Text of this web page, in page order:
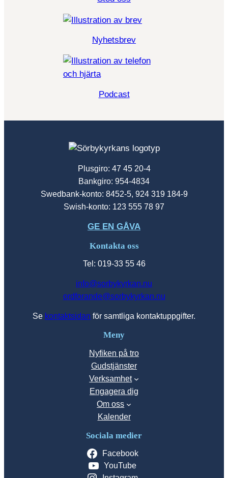
Nyhetsbrev
Podcast
Plusgiro: 47 45 20-4
Bankgiro: 954-4834
Swedbank-konto: 8452-5, 924 319 184-9
Swish-konto: 123 555 78 97
GE EN GÅVA
Kontakta oss
Tel: 019-33 55 46
info@sorbykyrkan.nu
ordforande@sorbykyrkan.nu
Se kontaktsidan för samtliga kontaktuppgifter.
Meny
Nyfiken på tro
Gudstjänster
Verksamhet
Engagera dig
Om oss
Kalender
Sociala medier
Facebook
YouTube